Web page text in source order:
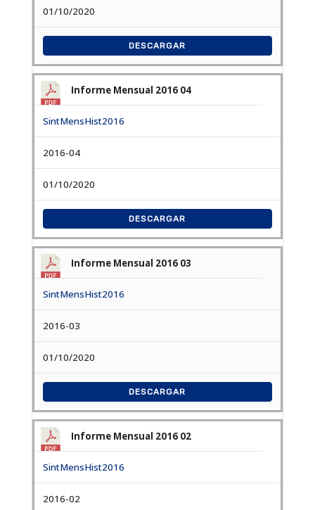
01/10/2020
DESCARGAR
Informe Mensual 2016 04
SintMensHist2016
2016-04
01/10/2020
DESCARGAR
Informe Mensual 2016 03
SintMensHist2016
2016-03
01/10/2020
DESCARGAR
Informe Mensual 2016 02
SintMensHist2016
2016-02